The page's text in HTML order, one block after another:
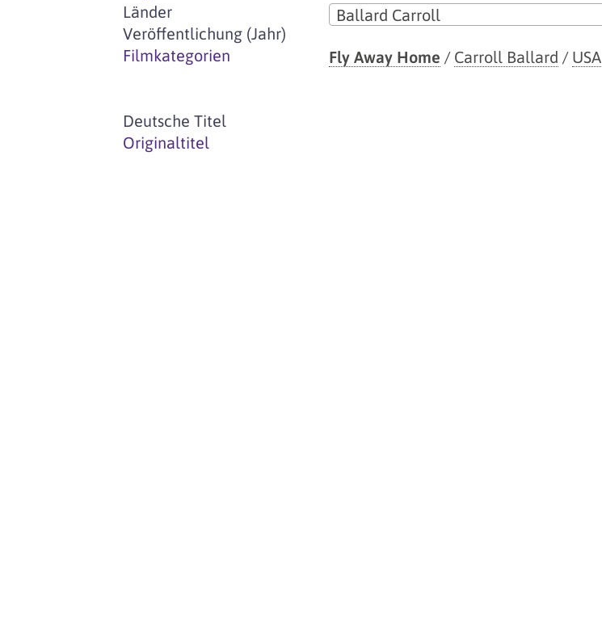
Länder
Veröffentlichung (Jahr)
Filmkategorien
Deutsche Titel
Originaltitel
Ballard Carroll
Fly Away Home / Carroll Ballard / USA